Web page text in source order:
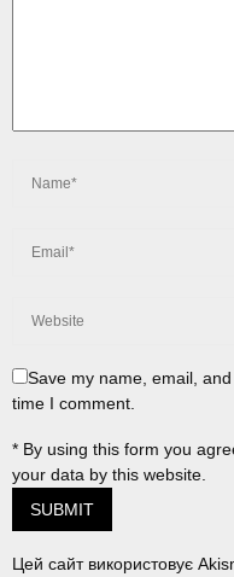
Save my name, email,
time I comment.
* By using this form you
your data by this website.
Цей сайт використовує